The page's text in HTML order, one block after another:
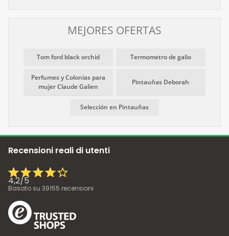
MEJORES OFERTAS
Tom ford black orchid Termometro de galio
Perfumes y Colonias para
mujer Claude Galien
Pintauñas Deborah
Selección en Pintauñas
Recensioni reali di utenti
4,2/5
Basato su 39155 recensioni